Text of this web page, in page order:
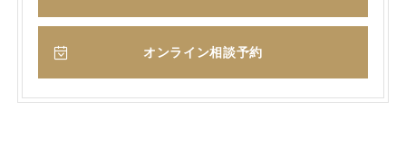
オンライン相談予約